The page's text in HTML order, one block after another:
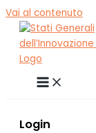
Vai al contenuto
Login